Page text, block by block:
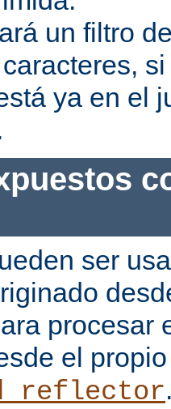
un filtro
ya en el
ser
procesar
el